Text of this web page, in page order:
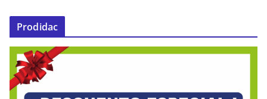
Prodidac